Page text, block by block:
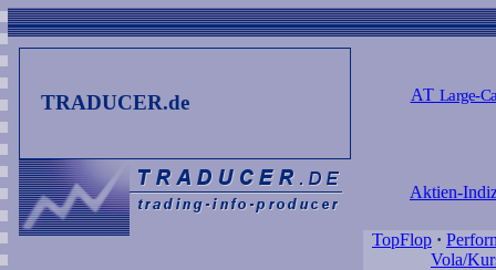
TRADUCER.de AT Large-
Aktien-
TopFlop ·
Vola/